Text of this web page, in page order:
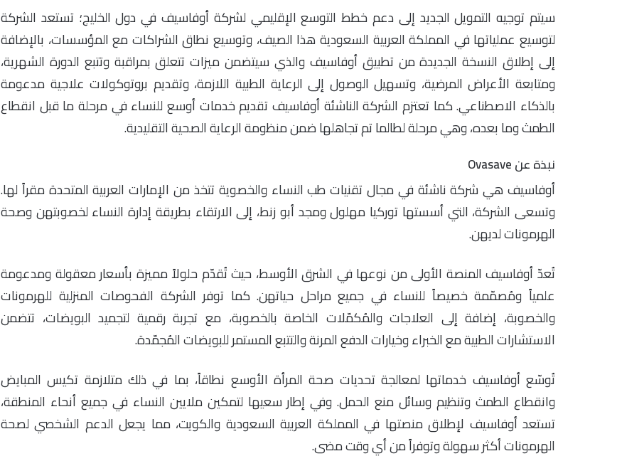
سيتم توجيه التمويل الجديد إلى دعم خطط التوسع الإقليمي لشركة أوفاسيف في دول الخليج؛ تستعد الشركة
لتوسيع عملياتها في المملكة العربية السعودية هذا الصيف، وتوسيع نطاق الشراكات مع المؤسسات، بالإضافة
إلى إطلاق النسخة الجديدة من تطبيق أوفاسيف والذي سيتضمن ميزات تتعلق بمراقبة وتتبع الدورة الشهرية،
ومتابعة الأعراض المرضية، وتسهيل الوصول إلى الرعاية الطبية اللازمة، وتقديم بروتوكولات علاجية مدعومة
بالذكاء الاصطناعي. كما تعتزم الشركة الناشئة أوفاسيف تقديم خدمات أوسع للنساء في مرحلة ما قبل انقطاع
الطمث وما بعده، وهي مرحلة لطالما تم تجاهلها ضمن منظومة الرعاية الصحية التقليدية.
نبذة عن Ovasave
أوفاسيف هي شركة ناشئة في مجال تقنيات طب النساء والخصوية تتخذ من الإمارات العربية المتحدة مقراً لها.
وتسعى الشركة، التي أسستها توركيا مهلول ومجد أبو زنط، إلى الارتقاء بطريقة إدارة النساء لخصوبتهن وصحة
الهرمونات لديهن.
تُعدّ أوفاسيف المنصة الأولى من نوعها في الشرق الأوسط، حيث تُقدّم حلولاً مميزة بأسعار معقولة ومدعومة
علمياً ومُصمّمة خصيصاً للنساء في جميع مراحل حياتهن. كما توفر الشركة الفحوصات المنزلية للهرمونات
والخصوبة، إضافة إلى العلاجات والمُكمّلات الخاصة بالخصوبة، مع تجربة رقمية لتجميد البويضات، تتضمن
الاستشارات الطبية مع الخبراء وخيارات الدفع المرنة والتتبع المستمر للبويضات المُجمّدة.
تُوسّع أوفاسيف خدماتها لمعالجة تحديات صحة المرأة الأوسع نطاقاً، بما في ذلك متلازمة تكيس المبايض
وانقطاع الطمث وتنظيم وسائل منع الحمل. وفي إطار سعيها لتمكين ملايين النساء في جميع أنحاء المنطقة،
تستعد أوفاسيف لإطلاق منصتها في المملكة العربية السعودية والكويت، مما يجعل الدعم الشخصي لصحة
الهرمونات أكثر سهولة وتوفراً من أي وقت مضى.